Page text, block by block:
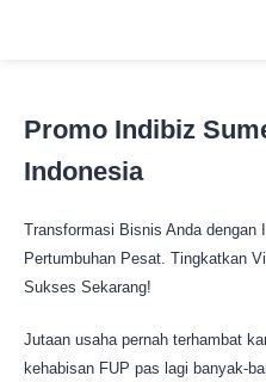
Promo Indibiz
Indonesia
Transformasi Bisnis Anda dengan
Pertumbuhan Pesat. Tingkatkan
Sukses Sekarang!
Jutaan usaha pernah terhambat
kehabisan FUP pas lagi banyak-